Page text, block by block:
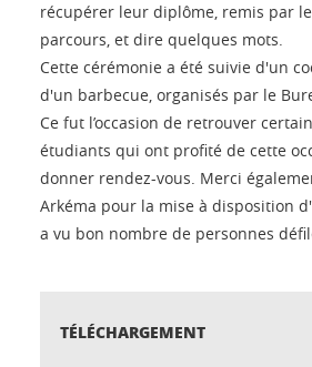
récupérer leur diplôme, remis par
parcours, et dire quelques mots.
Cette cérémonie a été suivie d'un
d'un barbecue, organisés par le
Ce fut l’occasion de retrouver
étudiants qui ont profité de cette
donner rendez-vous. Merci
Arkéma pour la mise à disposition
a vu bon nombre de personnes
TÉLÉCHARGEMENT